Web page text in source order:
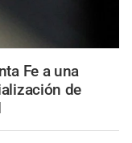
Fe a una
de